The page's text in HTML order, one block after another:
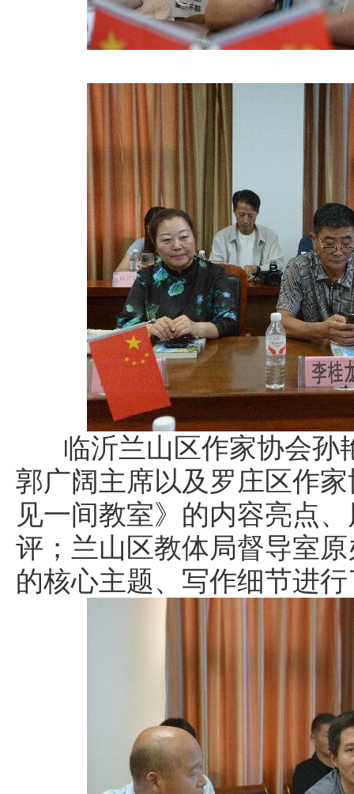
临沂兰山区作家协会孙
郭广阔主席以及罗庄区作
见一间教室》的内容亮点
评；兰山区教体局督导室
的核心主题、写作细节进